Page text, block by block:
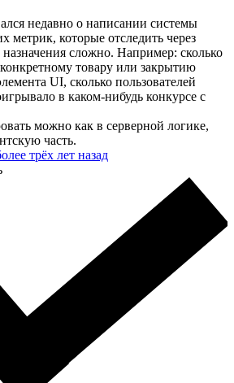
недавно о написании системы
метрик, которые отследить через
сложно. Например: сколько
товару или закрытию
UI, сколько пользователей
в каком-нибудь конкурсе с
можно как в серверной логике,
часть.
трёх лет назад